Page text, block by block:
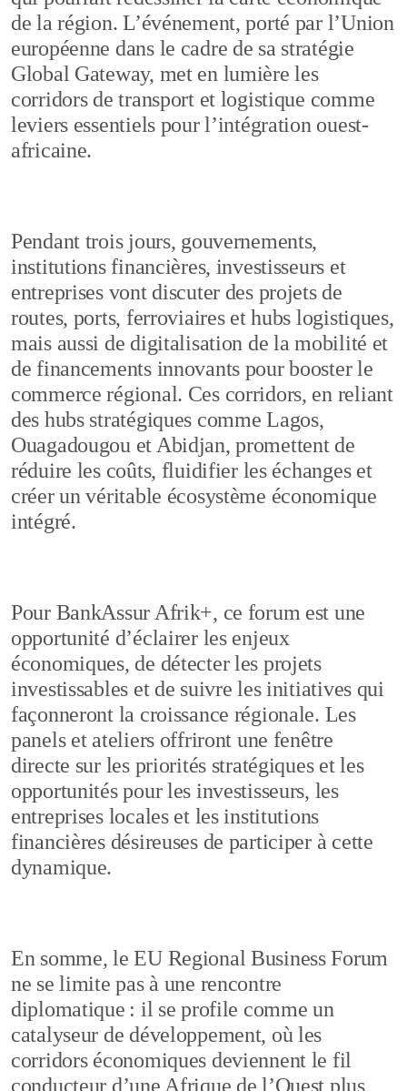
de la région. L’événement, porté par l’Union
européenne dans le cadre de sa stratégie
Global Gateway, met en lumière les
corridors de transport et logistique comme
leviers essentiels pour l’intégration ouest-
africaine.
Pendant trois jours, gouvernements,
institutions financières, investisseurs et
entreprises vont discuter des projets de
routes, ports, ferroviaires et hubs logistiques,
mais aussi de digitalisation de la mobilité et
de financements innovants pour booster le
commerce régional. Ces corridors, en reliant
des hubs stratégiques comme Lagos,
Ouagadougou et Abidjan, promettent de
réduire les coûts, fluidifier les échanges et
créer un véritable écosystème économique
intégré.
Pour BankAssur Afrik+, ce forum est une
opportunité d’éclairer les enjeux
économiques, de détecter les projets
investissables et de suivre les initiatives qui
façonneront la croissance régionale. Les
panels et ateliers offriront une fenêtre
directe sur les priorités stratégiques et les
opportunités pour les investisseurs, les
entreprises locales et les institutions
financières désireuses de participer à cette
dynamique.
En somme, le EU Regional Business Forum
ne se limite pas à une rencontre
diplomatique : il se profile comme un
catalyseur de développement, où les
corridors économiques deviennent le fil
conducteur d’une Afrique de l’Ouest plus